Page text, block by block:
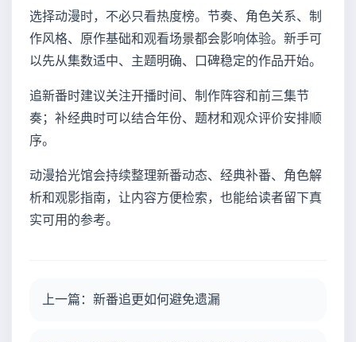
选择动漫时，不必只看热度榜。节奏、角色关系、制
作风格、原作基础和观看场景都会影响体验。新手可
以先从集数适中、主题明确、口碑稳定的作品开始。
追新番时建议关注开播时间、制作阵容和前三集节
奏；补经典时可以结合年份、题材和观众评价安排顺
序。
动漫拾光馆会持续整理新番动态、经典补番、角色解
析和观影指南，让内容方便检索，也能给读者留下真
实可用的参考。
上一篇：新番追更如何避免遗漏